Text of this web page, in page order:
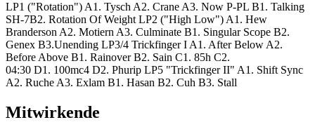
LP1 ("Rotation") A1. Tysch A2. Crane A3. Now P-PL B1. Talking
SH-7B2. Rotation Of Weight LP2 ("High Low") A1. Hew
Branderson A2. Motiern A3. Culminate B1. Singular Scope B2.
Genex B3.Unending LP3/4 Trickfinger I A1. After Below A2.
Before Above B1. Rainover B2. Sain C1. 85h C2.
04:30 D1. 100mc4 D2. Phurip LP5 "Trickfinger II" A1. Shift Sync
A2. Ruche A3. Exlam B1. Hasan B2. Cuh B3. Stall
Mitwirkende